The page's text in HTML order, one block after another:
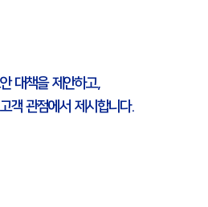
대책을 제안하고,
객 관점에서 제시합니다.